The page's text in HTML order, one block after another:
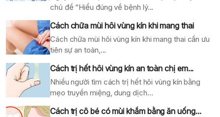
chủ đề “Hiểu đúng về bệnh lý...
Cách chữa mùi hôi vùng kín khi mang thai
Cách chữa mùi hôi vùng kín khi mang thai cần ưu
tiên sự an toàn,...
Cách trị hết hôi vùng kín an toàn chị em...
Nhiều người tìm cách trị hết hôi vùng kín bằng
mẹo truyền miệng, dung dịch...
Cách trị cô bé có mùi khắm bằng ăn uống...